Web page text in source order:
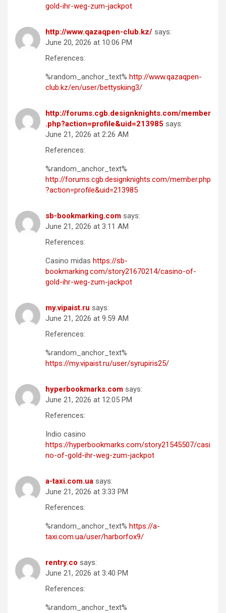
gold-ihr-weg-zum-jackpot
http://www.qazaqpen-club.kz/ says:
June 20, 2026 at 10:06 PM
References:
%random_anchor_text% http://www.qazaqpen-
club.kz/en/user/bettyskiing3/
http://forums.cgb.designknights.com/member
.php?action=profile&uid=213985 says:
June 21, 2026 at 2:26 AM
References:
%random_anchor_text%
http://forums.cgb.designknights.com/member.php
?action=profile&uid=213985
sb-bookmarking.com says:
June 21, 2026 at 3:11 AM
References:
Casino midas https://sb-
bookmarking.com/story21670214/casino-of-
gold-ihr-weg-zum-jackpot
my.vipaist.ru says:
June 21, 2026 at 9:59 AM
References:
%random_anchor_text%
https://my.vipaist.ru/user/syrupiris25/
hyperbookmarks.com says:
June 21, 2026 at 12:05 PM
References:
Indio casino
https://hyperbookmarks.com/story21545507/casi
no-of-gold-ihr-weg-zum-jackpot
a-taxi.com.ua says:
June 21, 2026 at 3:33 PM
References:
%random_anchor_text% https://a-
taxi.com.ua/user/harborfox9/
rentry.co says:
June 21, 2026 at 3:40 PM
References:
%random_anchor_text%